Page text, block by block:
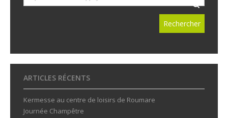
ARTICLES RÉCENTS
Kermesse au centre de loisirs de Roumare
Journée Champêtre